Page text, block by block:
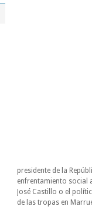
presidente de la
enfrentamiento social
José Castillo o el
de las tropas en